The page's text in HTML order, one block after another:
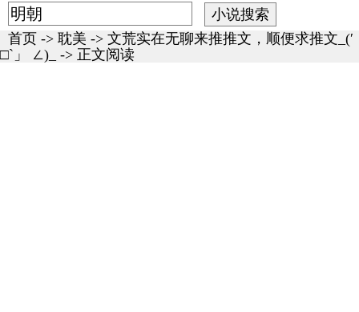
首页 -> 耽美 -> 文荒实在无聊来推推文，顺便求推文_(′
□`」 ∠)_
-> 正文阅读